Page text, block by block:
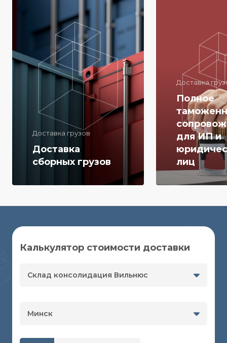
Доставка грузов
Доставка
сборных грузов
Доставка
Полное
для ИП и
лиц
Калькулятор стоимости доставки
Склад консолидация Вильнюс
Минск